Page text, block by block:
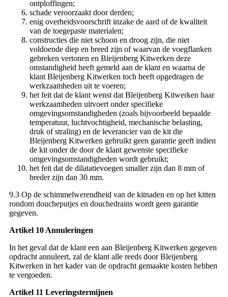
ontploffingen;
schade veroorzaakt door derden;
enig overheidsvoorschrift inzake de aard of de kwaliteit
van de toegepaste materialen;
constructies die niet schoon en droog zijn, die niet
voldoende diep en breed zijn of waarvan de voegflanken
gebreken vertonen en Bleijenberg Kitwerken deze
omstandigheid heeft gemeld aan de klant en waarna de
klant Bleijenberg Kitwerken toch heeft opgedragen de
werkzaamheden uit te voeren;
het feit dat de klant wenst dat Bleijenberg Kitwerken haar
werkzaamheden uitvoert onder specifieke
omgevingsomstandigheden (zoals bijvoorbeeld bepaalde
temperatuur, luchtvochtigheid, mechanische belasting,
druk of straling) en de leverancier van de kit die
Bleijenberg Kitwerken gebruikt geen garantie geeft indien
de kit onder de door de klant gewenste specifieke
omgevingsomstandigheden wordt gebruikt;
het feit dat de dilatatievoegen smaller zijn dan 8 mm of
breder zijn dan 30 mm.
9.3 Op de schimmelwerendheid van de kitnaden en op het kitten
rondom doucheputjes en douchedrains wordt geen garantie
gegeven.
Artikel 10 Annuleringen
In het geval dat de klant een aan Bleijenberg Kitwerken gegeven
opdracht annuleert, zal de klant alle reeds door Bleijenberg
Kitwerken in het kader van de opdracht gemaakte kosten hebben
te vergoeden.
Artikel 11 Leveringstermijnen